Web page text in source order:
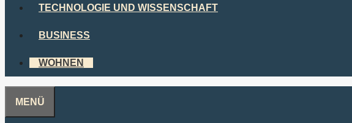
TECHNOLOGIE UND WISSENSCHAFT
BUSINESS
WOHNEN
MENÜ